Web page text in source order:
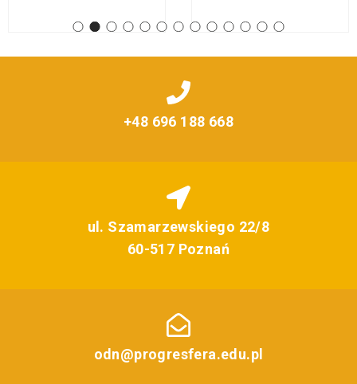
+48 696 188 668
ul. Szamarzewskiego 22/8
60-517 Poznań
odn@progresfera.edu.pl